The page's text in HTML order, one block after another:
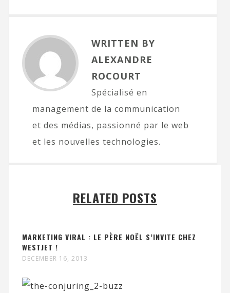
WRITTEN BY
ALEXANDRE
ROCOURT
Spécialisé en
management de la communication
et des médias, passionné par le web
et les nouvelles technologies.
RELATED POSTS
MARKETING VIRAL : LE PÈRE NOËL S’INVITE CHEZ
WESTJET !
DECEMBER 16, 2013